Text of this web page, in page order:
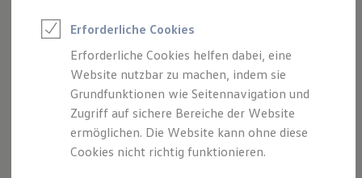
Elektroauto Leasing
Kleinwagen-Leasing
Leasing ohne Anzahlung
Finanzierung
Autokredit mit Schlussrate
Versicherungen und Garantien
Kfz-Versicherung
Restschuldversicherungen
Garantien
Golf R Variantpräsentiert sich gewohnt souverän. Eine
Frontpartie mit neuen Licht-Elementen, „R“-spezifische
Seitenschweller und Außenspiegelkappen sowie die
Heckschürze und Abgasanlage im sportlichen Design
schaffen eine unverwechselbare Exterieur-Optik.
Frischer Look für die Front
Erforderliche Cookies
Erforderliche Cookies helfen dabei, eine
Website nutzbar zu machen, indem sie
Grundfunktionen wie Seitennavigation und
Zugriff auf sichere Bereiche der Website
ermöglichen. Die Website kann ohne diese
Cookies nicht richtig funktionieren.